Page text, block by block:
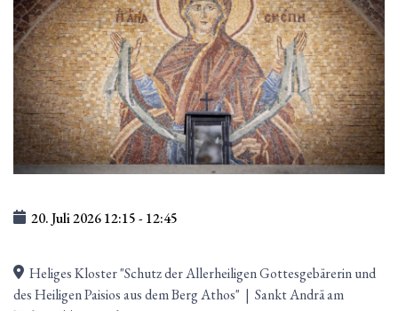
20. Juli 202612:15- 12:45
Heliges Kloster "Schutz der Allerheiligen Gottesgebärerin und
des Heiligen Paisios aus dem Berg Athos" | Sankt Andrä am